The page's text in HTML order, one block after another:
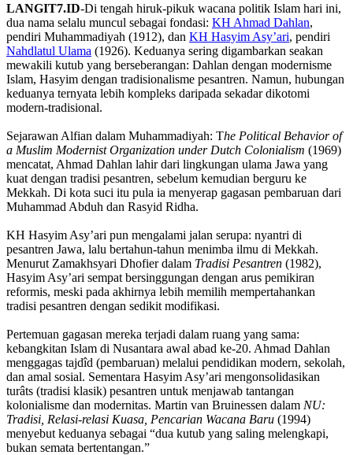
LANGIT7.ID-Di tengah hiruk-pikuk wacana politik Islam hari ini,
dua nama selalu muncul sebagai fondasi: KH Ahmad Dahlan,
pendiri Muhammadiyah (1912), dan KH Hasyim Asy’ari, pendiri
Nahdlatul Ulama (1926). Keduanya sering digambarkan seakan
mewakili kutub yang berseberangan: Dahlan dengan modernisme
Islam, Hasyim dengan tradisionalisme pesantren. Namun, hubungan
keduanya ternyata lebih kompleks daripada sekadar dikotomi
modern-tradisional.
Sejarawan Alfian dalam Muhammadiyah: The Political Behavior of
a Muslim Modernist Organization under Dutch Colonialism (1969)
mencatat, Ahmad Dahlan lahir dari lingkungan ulama Jawa yang
kuat dengan tradisi pesantren, sebelum kemudian berguru ke
Mekkah. Di kota suci itu pula ia menyerap gagasan pembaruan dari
Muhammad Abduh dan Rasyid Ridha.
KH Hasyim Asy’ari pun mengalami jalan serupa: nyantri di
pesantren Jawa, lalu bertahun-tahun menimba ilmu di Mekkah.
Menurut Zamakhsyari Dhofier dalam Tradisi Pesantren (1982),
Hasyim Asy’ari sempat bersinggungan dengan arus pemikiran
reformis, meski pada akhirnya lebih memilih mempertahankan
tradisi pesantren dengan sedikit modifikasi.
Pertemuan gagasan mereka terjadi dalam ruang yang sama:
kebangkitan Islam di Nusantara awal abad ke-20. Ahmad Dahlan
menggagas tajdîd (pembaruan) melalui pendidikan modern, sekolah,
dan amal sosial. Sementara Hasyim Asy’ari mengonsolidasikan
turâts (tradisi klasik) pesantren untuk menjawab tantangan
kolonialisme dan modernitas. Martin van Bruinessen dalam NU:
Tradisi, Relasi-relasi Kuasa, Pencarian Wacana Baru (1994)
menyebut keduanya sebagai “dua kutub yang saling melengkapi,
bukan semata bertentangan.”